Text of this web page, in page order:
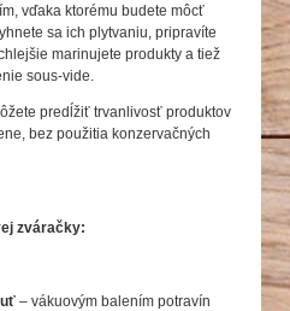
vďaka ktorému budete môcť
sa ich plytvaniu, pripravíte
marinujete produkty a tiež
sous-vide.
predĺžiť trvanlivosť produktov
bez použitia konzervačných
zváračky:
– vákuovým balením potravín